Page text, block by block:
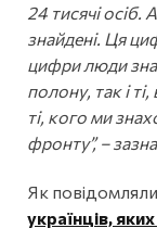
24 тисячі осіб.
знайдені. Ця
цифри люди
полону, так і
ті, кого ми
фронту”, –
Як
українців,